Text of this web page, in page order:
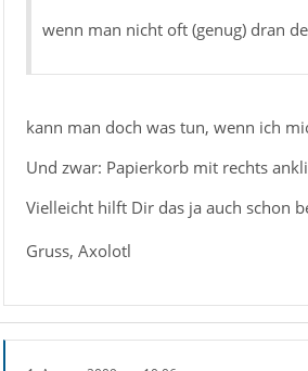
wenn man nicht oft (genug) dran
kann man doch was tun, wenn ich
Und zwar: Papierkorb mit rechts
Vielleicht hilft Dir das ja auch schon
Gruss, Axolotl